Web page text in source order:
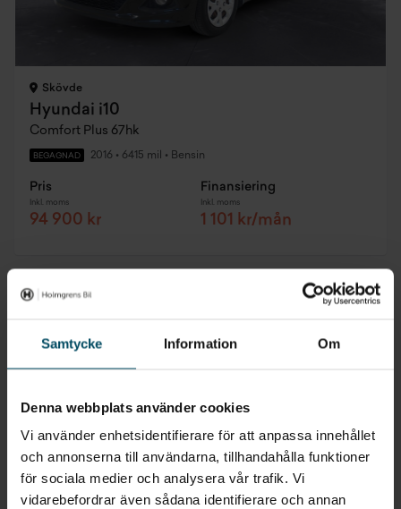
Samtycke Information Om
Denna webbplats använder cookies
Vi använder enhetsidentifierare för att anpassa innehållet
och annonserna till användarna, tillhandahålla funktioner
för sociala medier och analysera vår trafik. Vi
vidarebefordrar även sådana identifierare och annan
Skövde
Hyundai i10
Comfort Plus 67hk
BEGAGNAD 2016 • 6415 mil • Bensin
Pris
Inkl. moms
94 900 kr
Finansiering
Inkl. moms
1 101 kr/mån
Biloutlet